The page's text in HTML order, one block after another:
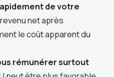
de votre
net après
le coût apparent du
rémunérer surtout